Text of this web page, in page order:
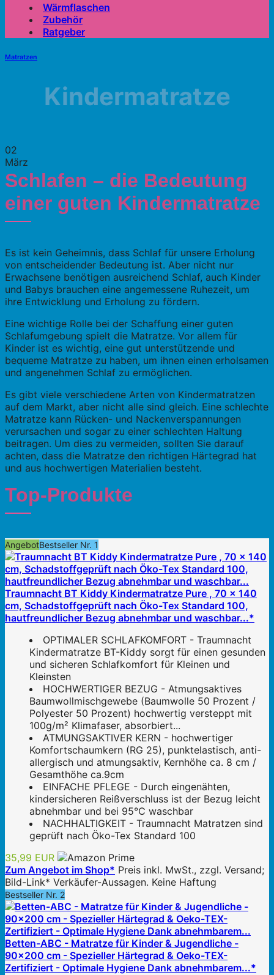
Wärmflaschen
Zubehör
Ratgeber
Matratzen
Kindermatratze
02
März
Schlafen – die Bedeutung
einer guten Kindermatratze
Es ist kein Geheimnis, dass Schlaf für unsere Erholung
von entscheidender Bedeutung ist. Aber nicht nur
Erwachsene benötigen ausreichend Schlaf, auch Kinder
und Babys brauchen eine angemessene Ruhezeit, um
ihre Entwicklung und Erholung zu fördern.
Eine wichtige Rolle bei der Schaffung einer guten
Schlafumgebung spielt die Matratze. Vor allem für
Kinder ist es wichtig, eine gut unterstützende und
bequeme Matratze zu haben, um ihnen einen erholsamen
und angenehmen Schlaf zu ermöglichen.
Es gibt viele verschiedene Arten von Kindermatratzen
auf dem Markt, aber nicht alle sind gleich. Eine schlechte
Matratze kann Rücken- und Nackenverspannungen
verursachen und sogar zu einer schlechten Haltung
beitragen. Um dies zu vermeiden, sollten Sie darauf
achten, dass die Matratze den richtigen Härtegrad hat
und aus hochwertigen Materialien besteht.
Top-Produkte
AngebotBestseller Nr. 1
Traumnacht BT Kiddy Kindermatratze Pure , 70 x 140
cm, Schadstoffgeprüft nach Öko-Tex Standard 100,
hautfreundlicher Bezug abnehmbar und waschbar...*
OPTIMALER SCHLAFKOMFORT - Traumnacht
Kindermatratze BT-Kiddy sorgt für einen gesunden
und sicheren Schlafkomfort für Kleinen und
Kleinsten
HOCHWERTIGER BEZUG - Atmungsaktives
Baumwollmischgewebe (Baumwolle 50 Prozent /
Polyester 50 Prozent) hochwertig versteppt mit
100g/m² Klimafaser, absorbiert...
ATMUNGSAKTIVER KERN - hochwertiger
Komfortschaumkern (RG 25), punktelastisch, anti-
allergisch und atmungsaktiv, Kernhöhe ca. 8 cm /
Gesamthöhe ca.9cm
EINFACHE PFLEGE - Durch eingenähten,
kindersicheren Reißverschluss ist der Bezug leicht
abnehmbar und bei 95°C waschbar
NACHHALTIGKEIT - Traumnacht Matratzen sind
geprüft nach Öko-Tex Standard 100
35,99 EUR
Zum Angebot im Shop* Preis inkl. MwSt., zzgl. Versand;
Bild-Link* Verkäufer-Aussagen. Keine Haftung
Bestseller Nr. 2
Betten-ABC - Matratze für Kinder & Jugendliche -
90x200 cm - Spezieller Härtegrad & Oeko-TEX-
Zertifiziert - Optimale Hygiene Dank abnehmbarem...*